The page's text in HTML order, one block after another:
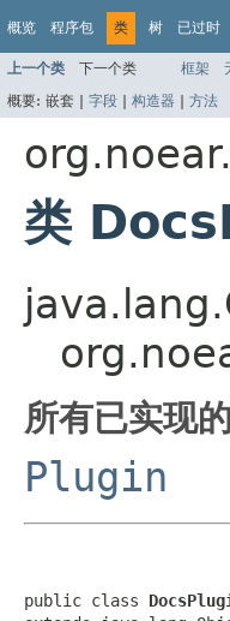
概览 程序包 类 树 已过时
上一个类 下一个类 框架
概要: 嵌套 | 字段 | 构造器 | 方法
类
所有已实现
Plugin
public class